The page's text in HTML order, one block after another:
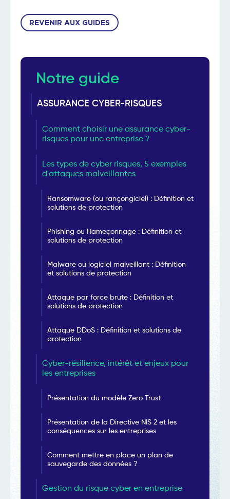
REVENIR AUX GUIDES
Notre guide
ASSURANCE CYBER-RISQUES
Comment choisir une assurance cyber-
risques pour une entreprise ?
Les types de cyber risques, 5 exemples
d'attaques malveillantes
Ransomware (ou rançongiciel) : Définition et
solutions de protection
Phishing ou Hameçonnage : Définition et
solutions de protection
Malware ou logiciel malveillant : Définition
et solutions de protection
Attaque par force brute : Définition et
solutions de protection
Attaque DDoS : Définition et solutions de
protection
Cyber-résilience, intérêt et enjeux pour
les entreprises
Présentation du modèle Zero Trust
Présentation de la Directive NIS 2 et les
conséquences sur les entreprises
Comment mettre en place un plan de
sauvegarde des données ?
Gestion du risque cyber en entreprise